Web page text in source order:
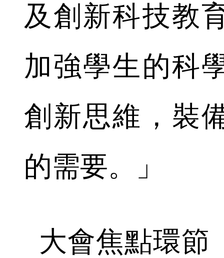
及創新科技教
加強學生的科
創新思維，裝
的需要。」
大會焦點環節